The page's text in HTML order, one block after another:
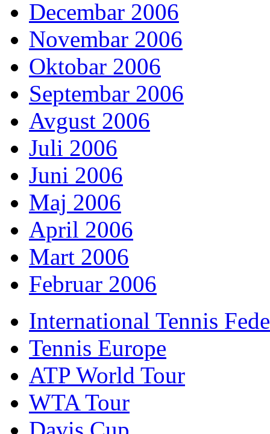
Decembar 2006
Novembar 2006
Oktobar 2006
Septembar 2006
Avgust 2006
Juli 2006
Juni 2006
Maj 2006
April 2006
Mart 2006
Februar 2006
International Tennis
Tennis Europe
ATP World Tour
WTA Tour